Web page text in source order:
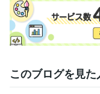
占い・スピリチュアル
占い講師 2026年6月 ~
某大手チャット占いサ
某大手占いサイト
心に寄り添うエッセイ
このブログを見